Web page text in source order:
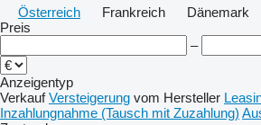
Österreich
Frankreich Dänemark
Preis
–
Anzeigentyp
Verkauf Versteigerung vom Hersteller
Inzahlungnahme (Tausch mit Zuzahlung)